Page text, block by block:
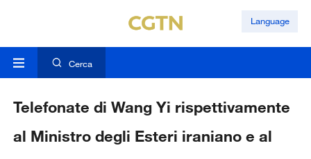
Language
Cerca
Telefonate di Wang Yi rispettivamente
al Ministro degli Esteri iraniano e al